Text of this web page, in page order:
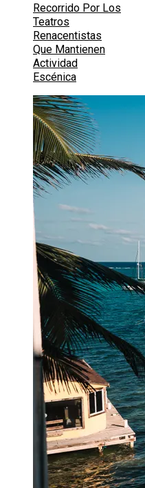
Recorrido Por Los
Teatros
Renacentistas
Que Mantienen
Actividad
Escénica